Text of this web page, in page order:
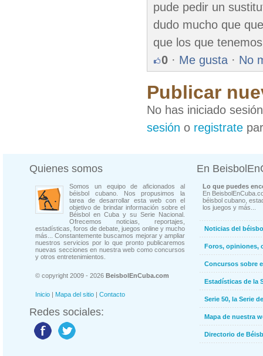
pude pedir un
dudo mucho que
que los que
0 · Me gusta · No
Publicar
No has iniciado
sesión o registrate
Quienes somos
Somos un equipo de aficionados al
béisbol cubano. Nos propusimos la
tarea de desarrollar esta web con el
objetivo de brindar información sobre el
Béisbol en Cuba y su Serie Nacional.
Ofrecemos noticias, reportajes,
estadísticas, foros de debate, juegos online y mucho
más... Constantemente buscamos mejorar y ampliar
nuestros servicios por lo que pronto publicaremos
nuevas secciones en nuestra web como concursos
y otros entretenimientos.
© copyright 2009 - 2026 BeisbolEnCuba.com
Inicio | Mapa del sitio | Contacto
Redes sociales:
En
Lo que puedes
En
béisbol cubano,
los juegos y más...
Noticias del
Foros, opiniones,
Concursos sobre
Estadísticas de la
Serie 50, la Serie
Mapa de nuestra
Directorio de